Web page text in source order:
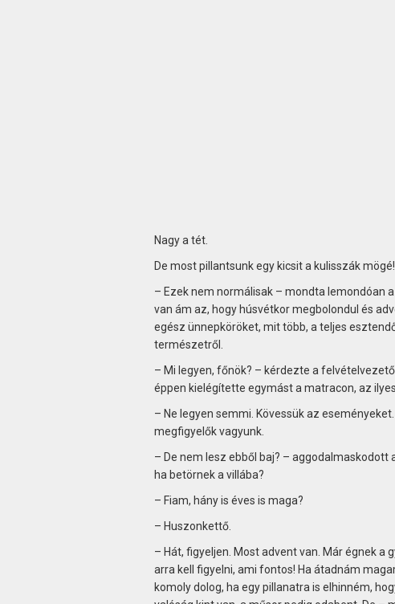
Nagy a tét.
De most pillantsunk egy kicsit a kulisszák
– Ezek nem normálisak – mondta lemondóan
van ám az, hogy húsvétkor megbolondul és
egész ünnepköröket, mit több, a teljes
természetről.
– Mi legyen, főnök? – kérdezte a
éppen kielégítette egymást a matracon, az
– Ne legyen semmi. Kövessük az
megfigyelők vagyunk.
– De nem lesz ebből baj? –
ha betörnek a villába?
– Fiam, hány is éves is maga?
– Huszonkettő.
– Hát, figyeljen. Most advent van. Már égnek
arra kell figyelni, ami fontos! Ha átadnám
komoly dolog, ha egy pillanatra is elhinném,